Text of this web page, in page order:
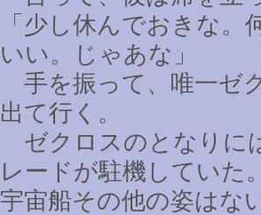
「少し休んでおきな
いい。じゃあな」
手を振って、唯一ゼ
出て行く。
ゼクロスのとなりに
レードが駐機していた
宇宙船その他の姿はな